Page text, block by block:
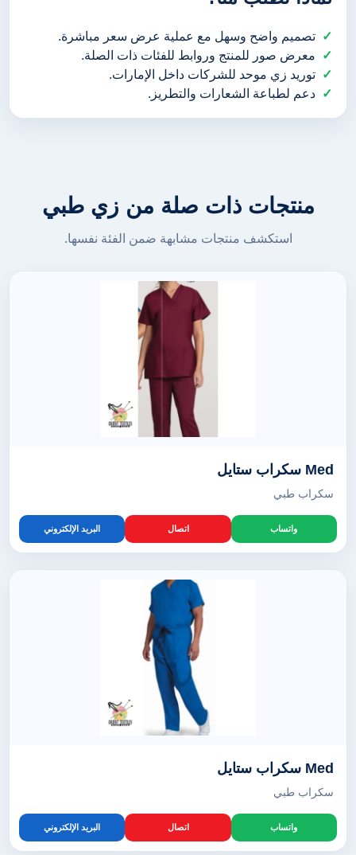
تصميم واضح وسهل مع عملية عرض سعر مباشرة.
معرض صور للمنتج وروابط للفئات ذات الصلة.
توريد زي موحد للشركات داخل الإمارات.
دعم لطباعة الشعارات والتطريز.
منتجات ذات صلة من زي طبي
استكشف منتجات مشابهة ضمن الفئة نفسها.
Med سكراب ستايل
سكراب طبي
واتساب اتصال البريد الإلكتروني
Med سكراب ستايل
سكراب طبي
واتساب اتصال البريد الإلكتروني